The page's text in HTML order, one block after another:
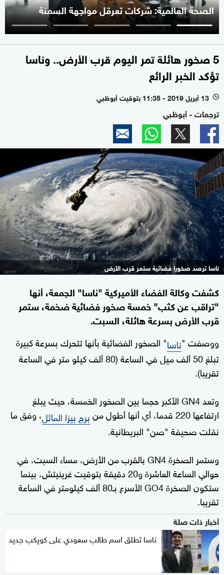
الصحة العالمية: شركات تعرقل مواجهة السمنة
5 صخور هائلة تمر اليوم قرب الأرض.. وناسا
تؤكد الخبر الرائع
l 13 أبريل 2019 - 11:35 بتوقيت أبوظبي
ترجمات - أبوظبي
ناسا ترصد صخورا فضائية ستمر قرب الأرض
كشفت وكالة الفضاء الأميركية "ناسا" الجمعة، أنها
"تراقب عن كثب" خمسة صخور فضائية ضخمة، ستمر
قرب الأرض بسرعة هائلة، السبت.
ووصفت "ناسا" الصخور الفضائية بأنها تتحرك بسرعة كبيرة
تبلغ 50 ألف ميل في الساعة (80 ألف كيلو متر في الساعة
تقريبا).
وتعد GN4 الأكبر حجما بين الصخور الخمسة، حيث يبلغ
ارتفاعها 220 قدما، أي أنها أطول من
برج بيزا المائل، وفق ما
نقلت صحيفة "صن" البريطانية.
وستمر الصخرة GN4 بالقرب من الأرض، مساء السبت، في
حوالي الساعة العاشرة و20 دقيقة بتوقيت غرينيتش، بينما
ستكون الصخرة GO4 الأسرع بـ80 ألف كيلومتر في الساعة
تقريبا.
أخبار ذات صلة
ناسا تطلق اسم طالب سعودي على كويكب جديد